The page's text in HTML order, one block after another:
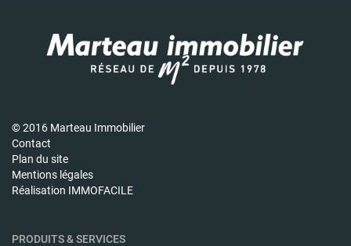
© 2016 Marteau Immobilier
Contact
Plan du site
Mentions légales
Réalisation IMMOFACILE
PRODUITS & SERVICES